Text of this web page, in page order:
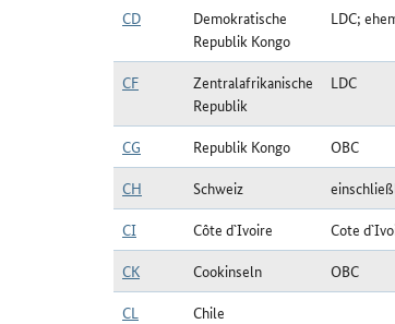
CD
Demokratische
Republik Kongo
LDC;
CF
Zentralafrikanische
Republik
LDC
CG Republik Kongo
OBC
CH
Schweiz
CI
Côte d`Ivoire
Cote
CK
Cookinseln
OBC
CL
Chile